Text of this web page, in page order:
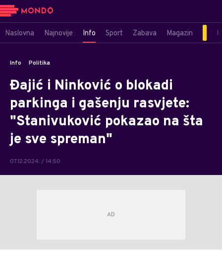
Naslovna Najnovije Info Sport Zabava Magazin
Info Politika
Đajić i Ninković o blokadi
parkinga i gašenju rasvjete:
"Stanivuković pokazao na šta
je sve spreman"
07.12.2024. / 14:50